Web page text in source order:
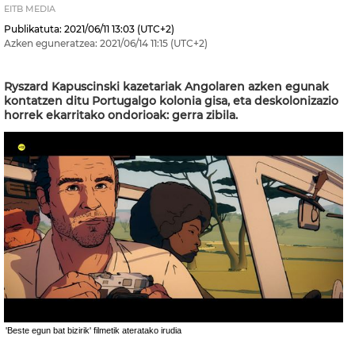
EITB MEDIA
Publikatuta: 2021/06/11 13:03 (UTC+2)
Azken eguneratzea: 2021/06/14 11:15 (UTC+2)
Ryszard Kapuscinski kazetariak Angolaren azken egunak
kontatzen ditu Portugalgo kolonia gisa, eta deskolonizazio
horrek ekarritako ondorioak: gerra zibila.
'Beste egun bat bizirik' filmetik ateratako irudia